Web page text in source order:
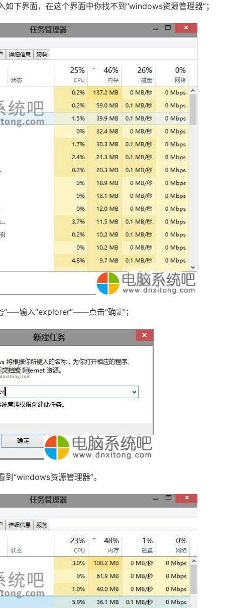
下界面，在这个界面中你找不到“windows资源管理器”；
输入“explorer”——点击“确定’；
“windows资源管理器”。